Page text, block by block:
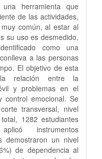
herramienta que
de las actividades,
común, al estar al
su uso es desmedido,
como una
a las personas
El objetivo de esta
relación entre la
y problemas en el
control emocional. Se
transversal, nivel
1282 estudiantes
instrumentos
demostraron un nivel
de dependencia al